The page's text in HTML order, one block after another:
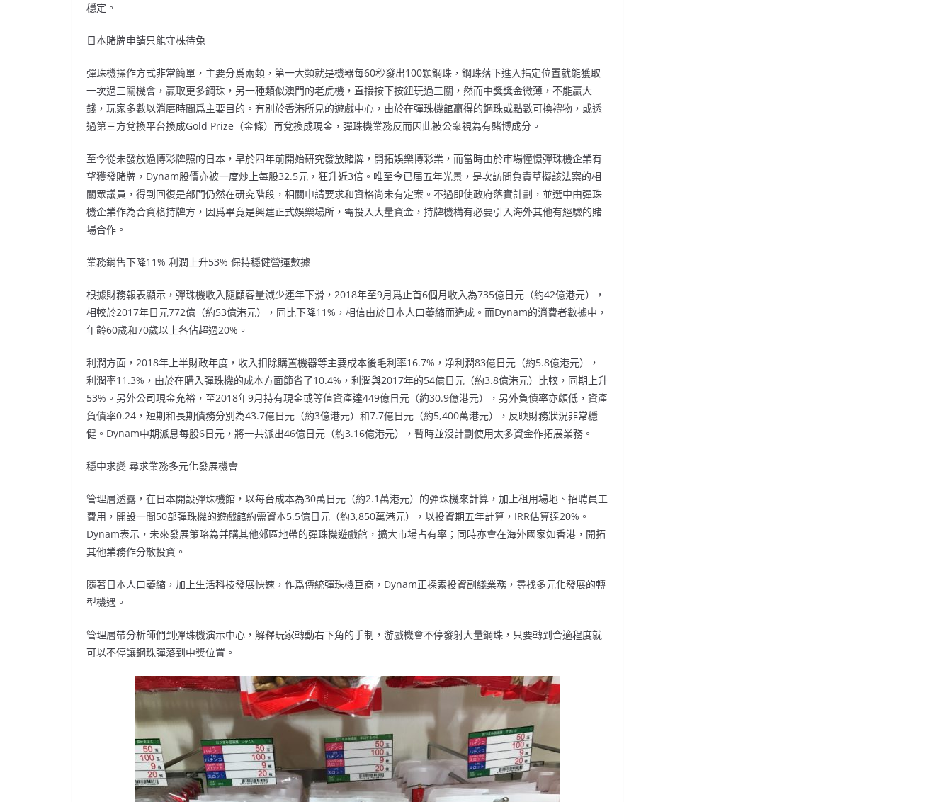
穩定。
日本賭牌申請只能守株待兔
彈珠機操作方式非常簡單，主要分爲兩類，第一大類就是機器每60秒發出100顆鋼珠，鋼珠落下進入指定位置就能獲取
一次過三關機會，贏取更多鋼珠，另一種類似澳門的老虎機，直接按下按鈕玩過三關，然而中獎獎金微薄，不能贏大
錢，玩家多數以消磨時間爲主要目的。有別於香港所見的遊戲中心，由於在彈珠機館贏得的鋼珠或點數可換禮物，或透
過第三方兌換平台換成Gold Prize（金條）再兌換成現金，彈珠機業務反而因此被公衆視為有賭博成分。
至今從未發放過博彩牌照的日本，早於四年前開始研究發放賭牌，開拓娛樂博彩業，而當時由於市場憧憬彈珠機企業有
望獲發賭牌，Dynam股價亦被一度炒上每股32.5元，狂升近3倍。唯至今已届五年光景，是次訪問負責草擬該法案的相
關眾議員，得到回復是部門仍然在研究階段，相關申請要求和資格尚未有定案。不過即使政府落實計劃，並選中由彈珠
機企業作為合資格持牌方，因爲畢竟是興建正式娛樂場所，需投入大量資金，持牌機構有必要引入海外其他有經驗的賭
場合作。
業務銷售下降11% 利潤上升53% 保持穩健營運數據
根據財務報表顯示，彈珠機收入隨顧客量減少連年下滑，2018年至9月爲止首6個月收入為735億日元（約42億港元），
相較於2017年日元772億（約53億港元），同比下降11%，相信由於日本人口萎縮而造成。而Dynam的消費者數據中，
年齡60歲和70歲以上各佔超過20%。
利潤方面，2018年上半財政年度，收入扣除購置機器等主要成本後毛利率16.7%，净利潤83億日元（約5.8億港元），
利潤率11.3%，由於在購入彈珠機的成本方面節省了10.4%，利潤與2017年的54億日元（約3.8億港元）比較，同期上升
53%。另外公司現金充裕，至2018年9月持有現金或等值資產達449億日元（約30.9億港元），另外負債率亦頗低，資產
負債率0.24，短期和長期債務分別為43.7億日元（約3億港元）和7.7億日元（約5,400萬港元），反映財務狀況非常穩
健。Dynam中期派息每股6日元，將一共派出46億日元（約3.16億港元），暫時並沒計劃使用太多資金作拓展業務。
穩中求變 尋求業務多元化發展機會
管理層透露，在日本開設彈珠機館，以每台成本為30萬日元（約2.1萬港元）的彈珠機來計算，加上租用場地、招聘員工
費用，開設一間50部彈珠機的遊戲館約需資本5.5億日元（約3,850萬港元），以投資期五年計算，IRR估算達20%。
Dynam表示，未來發展策略為并購其他郊區地帶的彈珠機遊戲館，擴大市場占有率；同時亦會在海外國家如香港，開拓
其他業務作分散投資。
隨著日本人口萎縮，加上生活科技發展快速，作爲傳統彈珠機巨商，Dynam正探索投資副綫業務，尋找多元化發展的轉
型機遇。
管理層帶分析師們到彈珠機演示中心，解釋玩家轉動右下角的手制，游戲機會不停發射大量鋼珠，只要轉到合適程度就
可以不停讓鋼珠彈落到中獎位置。